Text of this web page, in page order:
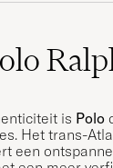
is Polo
Het trans-
een